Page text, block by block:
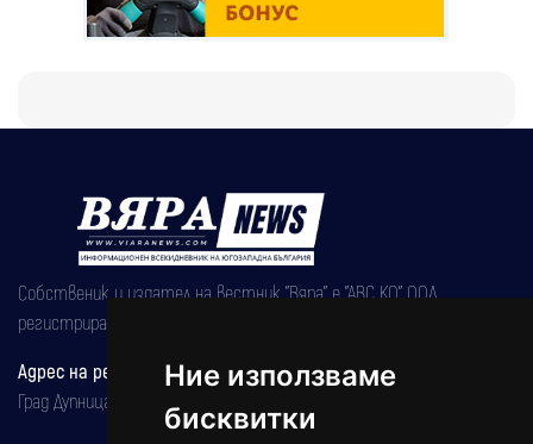
Ние използваме
бисквитки
Собственик и издател на вестник "Вяра" е "АВС КО" ООД,
регистрирана на 08.05.2002 година.
Адрес на редакцията
Град Дупница, ул.''Христо Ботев" 43